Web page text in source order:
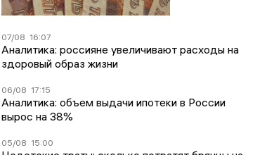
07/08 16:07
Аналитика: россияне увеличивают расходы на
здоровый образ жизни
06/08 17:15
Аналитика: объем выдачи ипотеки в России
вырос на 38%
05/08 15:00